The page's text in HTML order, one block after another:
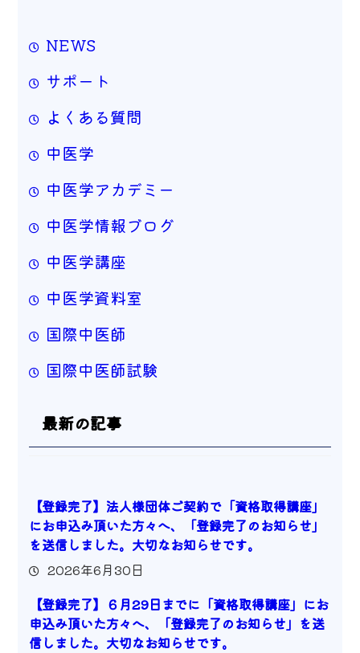
NEWS
サポート
よくある質問
中医学
中医学アカデミー
中医学情報ブログ
中医学講座
中医学資料室
国際中医師
国際中医師試験
最新の記事
【登録完了】法人様団体ご契約で「資格取得講座」
にお申込み頂いた方々へ、「登録完了のお知らせ」
を送信しました。大切なお知らせです。
2026年6月30日
【登録完了】６月29日までに「資格取得講座」にお
申込み頂いた方々へ、「登録完了のお知らせ」を送
信しました。大切なお知らせです。